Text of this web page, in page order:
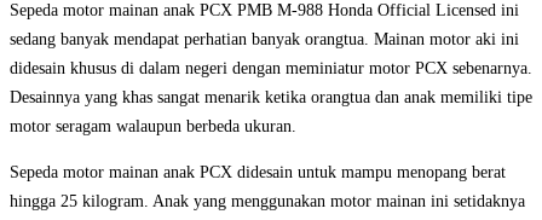
Sepeda motor mainan anak PCX PMB M-988 Honda Official Licensed ini
sedang banyak mendapat perhatian banyak orangtua. Mainan motor aki ini
didesain khusus di dalam negeri dengan meminiatur motor PCX sebenarnya.
Desainnya yang khas sangat menarik ketika orangtua dan anak memiliki tipe
motor seragam walaupun berbeda ukuran.
Sepeda motor mainan anak PCX didesain untuk mampu menopang berat
hingga 25 kilogram. Anak yang menggunakan motor mainan ini setidaknya